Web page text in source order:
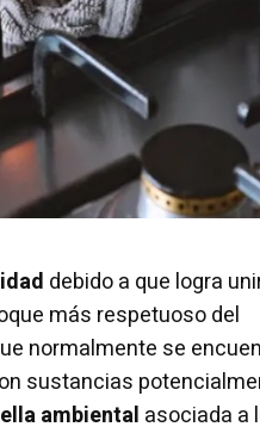
debido a que logra
más respetuoso del
normalmente se
sustancias
ambiental asociada a